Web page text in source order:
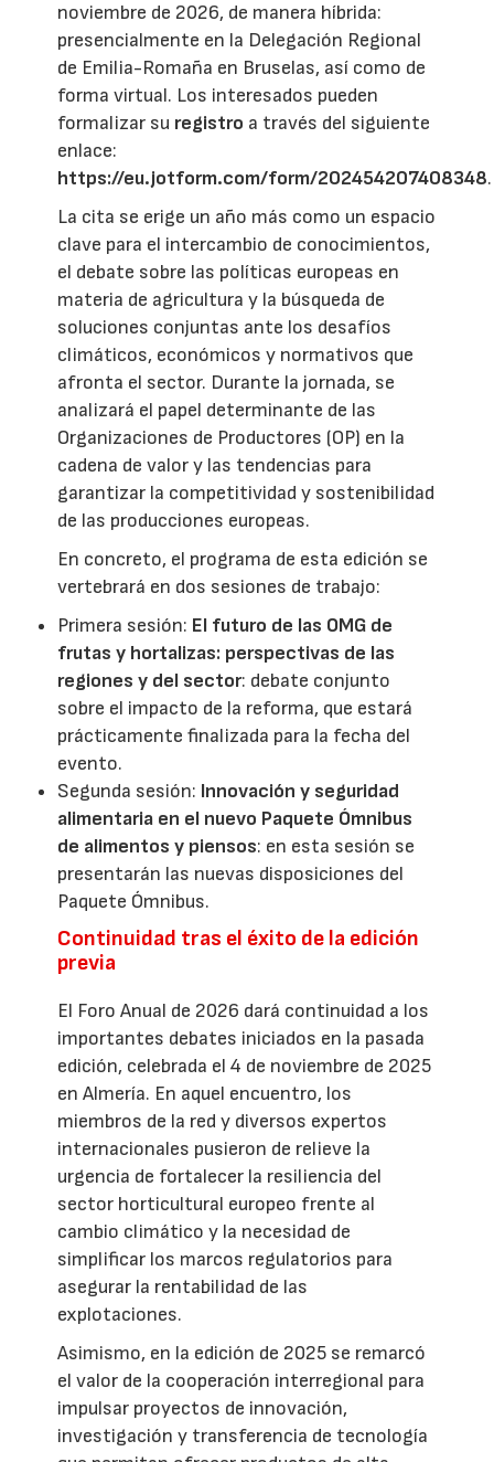
noviembre de 2026, de manera híbrida:
presencialmente en la Delegación Regional
de Emilia-Romaña en Bruselas, así como de
forma virtual. Los interesados pueden
formalizar su registro a través del siguiente
enlace:
https://eu.jotform.com/form/202454207408348.
La cita se erige un año más como un espacio
clave para el intercambio de conocimientos,
el debate sobre las políticas europeas en
materia de agricultura y la búsqueda de
soluciones conjuntas ante los desafíos
climáticos, económicos y normativos que
afronta el sector. Durante la jornada, se
analizará el papel determinante de las
Organizaciones de Productores (OP) en la
cadena de valor y las tendencias para
garantizar la competitividad y sostenibilidad
de las producciones europeas.
En concreto, el programa de esta edición se
vertebrará en dos sesiones de trabajo:
Primera sesión: El futuro de las OMG de
frutas y hortalizas: perspectivas de las
regiones y del sector: debate conjunto
sobre el impacto de la reforma, que estará
prácticamente finalizada para la fecha del
evento.
Segunda sesión: Innovación y seguridad
alimentaria en el nuevo Paquete Ómnibus
de alimentos y piensos: en esta sesión se
presentarán las nuevas disposiciones del
Paquete Ómnibus.
Continuidad tras el éxito de la edición
previa
El Foro Anual de 2026 dará continuidad a los
importantes debates iniciados en la pasada
edición, celebrada el 4 de noviembre de 2025
en Almería. En aquel encuentro, los
miembros de la red y diversos expertos
internacionales pusieron de relieve la
urgencia de fortalecer la resiliencia del
sector horticultural europeo frente al
cambio climático y la necesidad de
simplificar los marcos regulatorios para
asegurar la rentabilidad de las
explotaciones.
Asimismo, en la edición de 2025 se remarcó
el valor de la cooperación interregional para
impulsar proyectos de innovación,
investigación y transferencia de tecnología